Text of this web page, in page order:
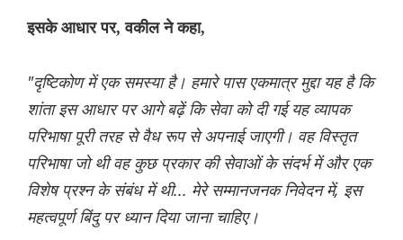
इसके आधार पर, वकील ने कहा,
"दृष्टिकोण में एक समस्या है। हमारे पास एकमात्र मुद्दा यह है कि
शांता इस आधार पर आगे बढ़ें कि सेवा को दी गई यह व्यापक
परिभाषा पूरी तरह से वैध रूप से अपनाई जाएगी। वह विस्तृत
परिभाषा जो थी वह कुछ प्रकार की सेवाओं के संदर्भ में और एक
विशेष प्रश्न के संबंध में थी... मेरे सम्मानजनक निवेदन में, इस
महत्वपूर्ण बिंदु पर ध्यान दिया जाना चाहिए।